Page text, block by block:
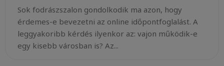
Sok fodrászszalon gondolkodik ma azon, hogy
érdemes-e bevezetni az online időpontfoglalást. A
leggyakoribb kérdés ilyenkor az: vajon működik-e
egy kisebb városban is? Az...